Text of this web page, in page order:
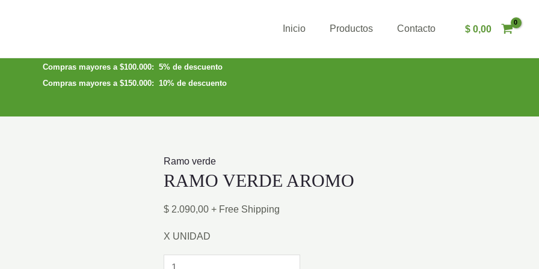
Inicio Productos Contacto $0,00
Compras mayores a $100.000: 5% de descuento
Compras mayores a $150.000: 10% de descuento
Ramo verde
RAMO VERDE AROMO
$ 2.090,00 + Free Shipping
X UNIDAD
RAMO